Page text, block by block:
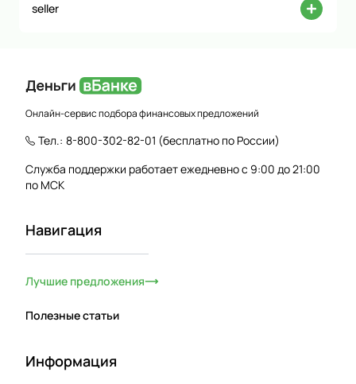
seller
Онлайн-сервис подбора финансовых предложений
Тел.: 8-800-302-82-01 (бесплатно по России)
Служба поддержки работает ежедневно с 9:00 до 21:00
по МСК
Навигация
Лучшие предложения
Полезные статьи
Информация